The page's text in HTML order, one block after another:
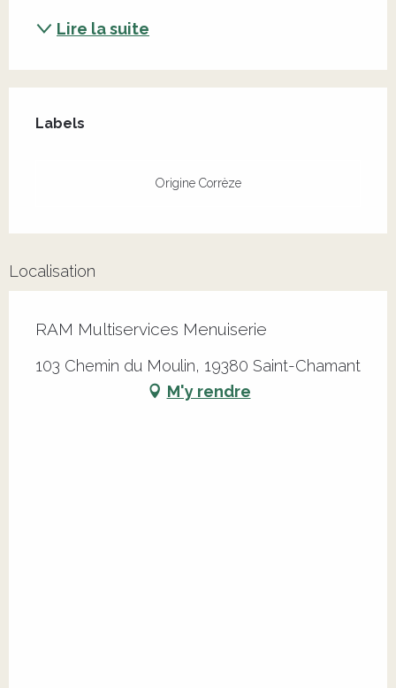
Lire la suite
Labels
Labels
Origine Corrèze
Localisation
RAM Multiservices Menuiserie
103 Chemin du Moulin, 19380 Saint-Chamant
M'y rendre